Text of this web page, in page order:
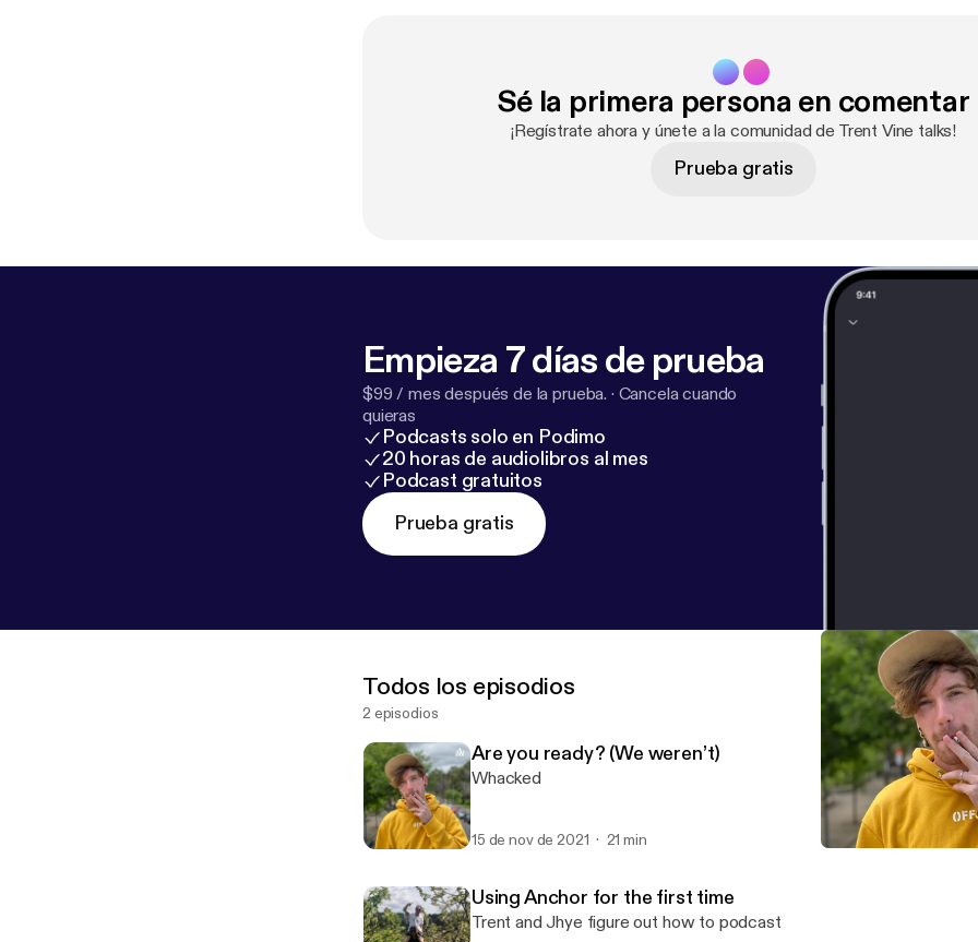
Sé la primera persona en comentar
¡Regístrate ahora y únete a la comunidad de Trent Vine talks!
Prueba gratis
Empieza 7 días de prueba
$99 / mes después de la prueba. · Cancela cuando
quieras
Podcasts solo en Podimo
20 horas de audiolibros al mes
Podcast gratuitos
Prueba gratis
Todos los episodios
2 episodios
Are you ready? (We weren’t)
Whacked
15 de nov de 2021 21 min
Using Anchor for the first time
Trent and Jhye figure out how to podcast